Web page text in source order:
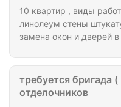
10 квартир , виды
линолеум стены
замена окон и дверей
требуется бригада
отделочников